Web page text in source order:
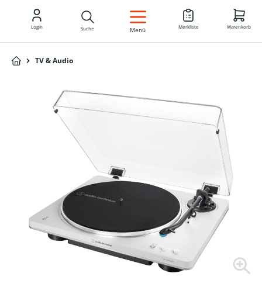
DE
Login Suche Menü Merkliste Warenkorb
TV & Audio